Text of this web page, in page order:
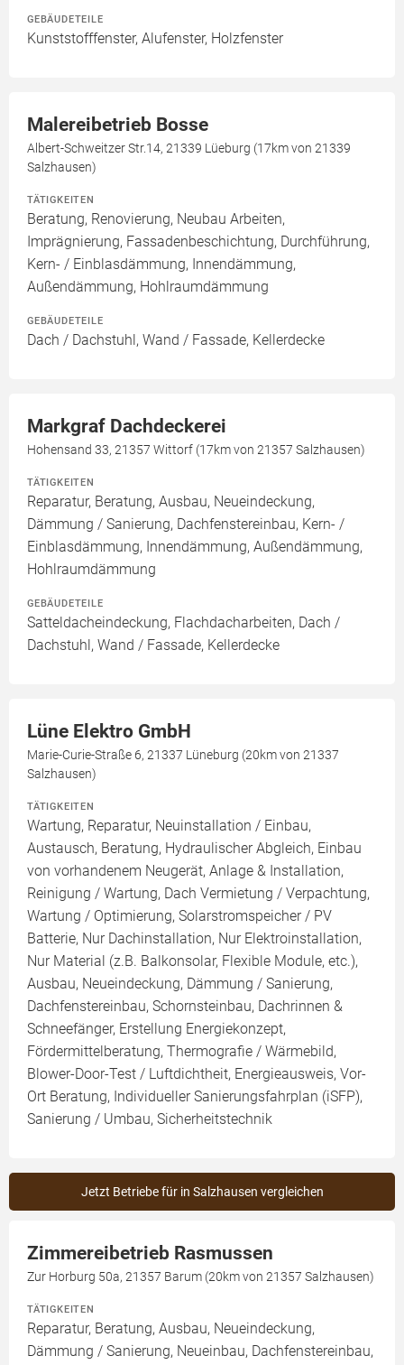
GEBÄUDETEILE
Kunststofffenster, Alufenster, Holzfenster
Malereibetrieb Bosse
Albert-Schweitzer Str.14, 21339 Lüeburg (17km von 21339
Salzhausen)
TÄTIGKEITEN
Beratung, Renovierung, Neubau Arbeiten,
Imprägnierung, Fassadenbeschichtung, Durchführung,
Kern- / Einblasdämmung, Innendämmung,
Außendämmung, Hohlraumdämmung
GEBÄUDETEILE
Dach / Dachstuhl, Wand / Fassade, Kellerdecke
Markgraf Dachdeckerei
Hohensand 33, 21357 Wittorf (17km von 21357 Salzhausen)
TÄTIGKEITEN
Reparatur, Beratung, Ausbau, Neueindeckung,
Dämmung / Sanierung, Dachfenstereinbau, Kern- /
Einblasdämmung, Innendämmung, Außendämmung,
Hohlraumdämmung
GEBÄUDETEILE
Satteldacheindeckung, Flachdacharbeiten, Dach /
Dachstuhl, Wand / Fassade, Kellerdecke
Lüne Elektro GmbH
Marie-Curie-Straße 6, 21337 Lüneburg (20km von 21337
Salzhausen)
TÄTIGKEITEN
Wartung, Reparatur, Neuinstallation / Einbau,
Austausch, Beratung, Hydraulischer Abgleich, Einbau
von vorhandenem Neugerät, Anlage & Installation,
Reinigung / Wartung, Dach Vermietung / Verpachtung,
Wartung / Optimierung, Solarstromspeicher / PV
Batterie, Nur Dachinstallation, Nur Elektroinstallation,
Nur Material (z.B. Balkonsolar, Flexible Module, etc.),
Ausbau, Neueindeckung, Dämmung / Sanierung,
Dachfenstereinbau, Schornsteinbau, Dachrinnen &
Schneefänger, Erstellung Energiekonzept,
Fördermittelberatung, Thermografie / Wärmebild,
Blower-Door-Test / Luftdichtheit, Energieausweis, Vor-
Ort Beratung, Individueller Sanierungsfahrplan (iSFP),
Sanierung / Umbau, Sicherheitstechnik
Jetzt Betriebe für in Salzhausen vergleichen
Zimmereibetrieb Rasmussen
Zur Horburg 50a, 21357 Barum (20km von 21357 Salzhausen)
TÄTIGKEITEN
Reparatur, Beratung, Ausbau, Neueindeckung,
Dämmung / Sanierung, Neueinbau, Dachfenstereinbau,